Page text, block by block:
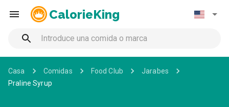
CalorieKing
Casa Comidas Food Club
Jarabes
Praline Syrup